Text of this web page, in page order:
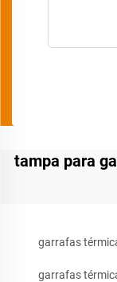
tampa para
garrafas
garrafas